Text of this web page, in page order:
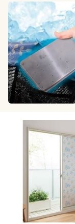
素材
機能
シ
テイ
年代
シー